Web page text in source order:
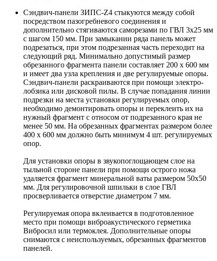
Сэндвич-панели ЗИПС-Z4 стыкуются между собой
посредством пазогребневого соединения и
дополнительно стягиваются саморезами по ГВЛ 3х25 мм
с шагом 150 мм. При замыкании ряда панель может
подрезаться, при этом подрезанная часть переходит на
следующий ряд. Минимально допустимый размер
обрезанного фрагмента панели составляет 200 х 600 мм
и имеет два узла крепления и две регулируемые опоры.
Сэндвич-панели раскраиваются при помощи электро-
лобзика или дисковой пилы. В случае попадания линии
подрезки на места установки регулируемых опор,
необходимо демонтировать опоры и переклеить их на
нужный фрагмент с относом от подрезанного края не
менее 50 мм. На обрезанных фрагментах размером более
400 х 600 мм должно быть минимум 4 шт. регулируемых
опор.
Для установки опоры в звукопоглощающем слое на
тыльной стороне панели при помощи острого ножа
удаляется фрагмент минеральной ваты размером 50х50
мм. Для регулировочной шпильки в слое ГВЛ
просверливается отверстие диаметром 7 мм.
Регулируемая опора вклеивается в подготовленное
место при помощи виброакустического герметика
Вибросил или термоклея. Дополнительные опоры
снимаются с неиспользуемых, обрезанных фрагментов
панелей.